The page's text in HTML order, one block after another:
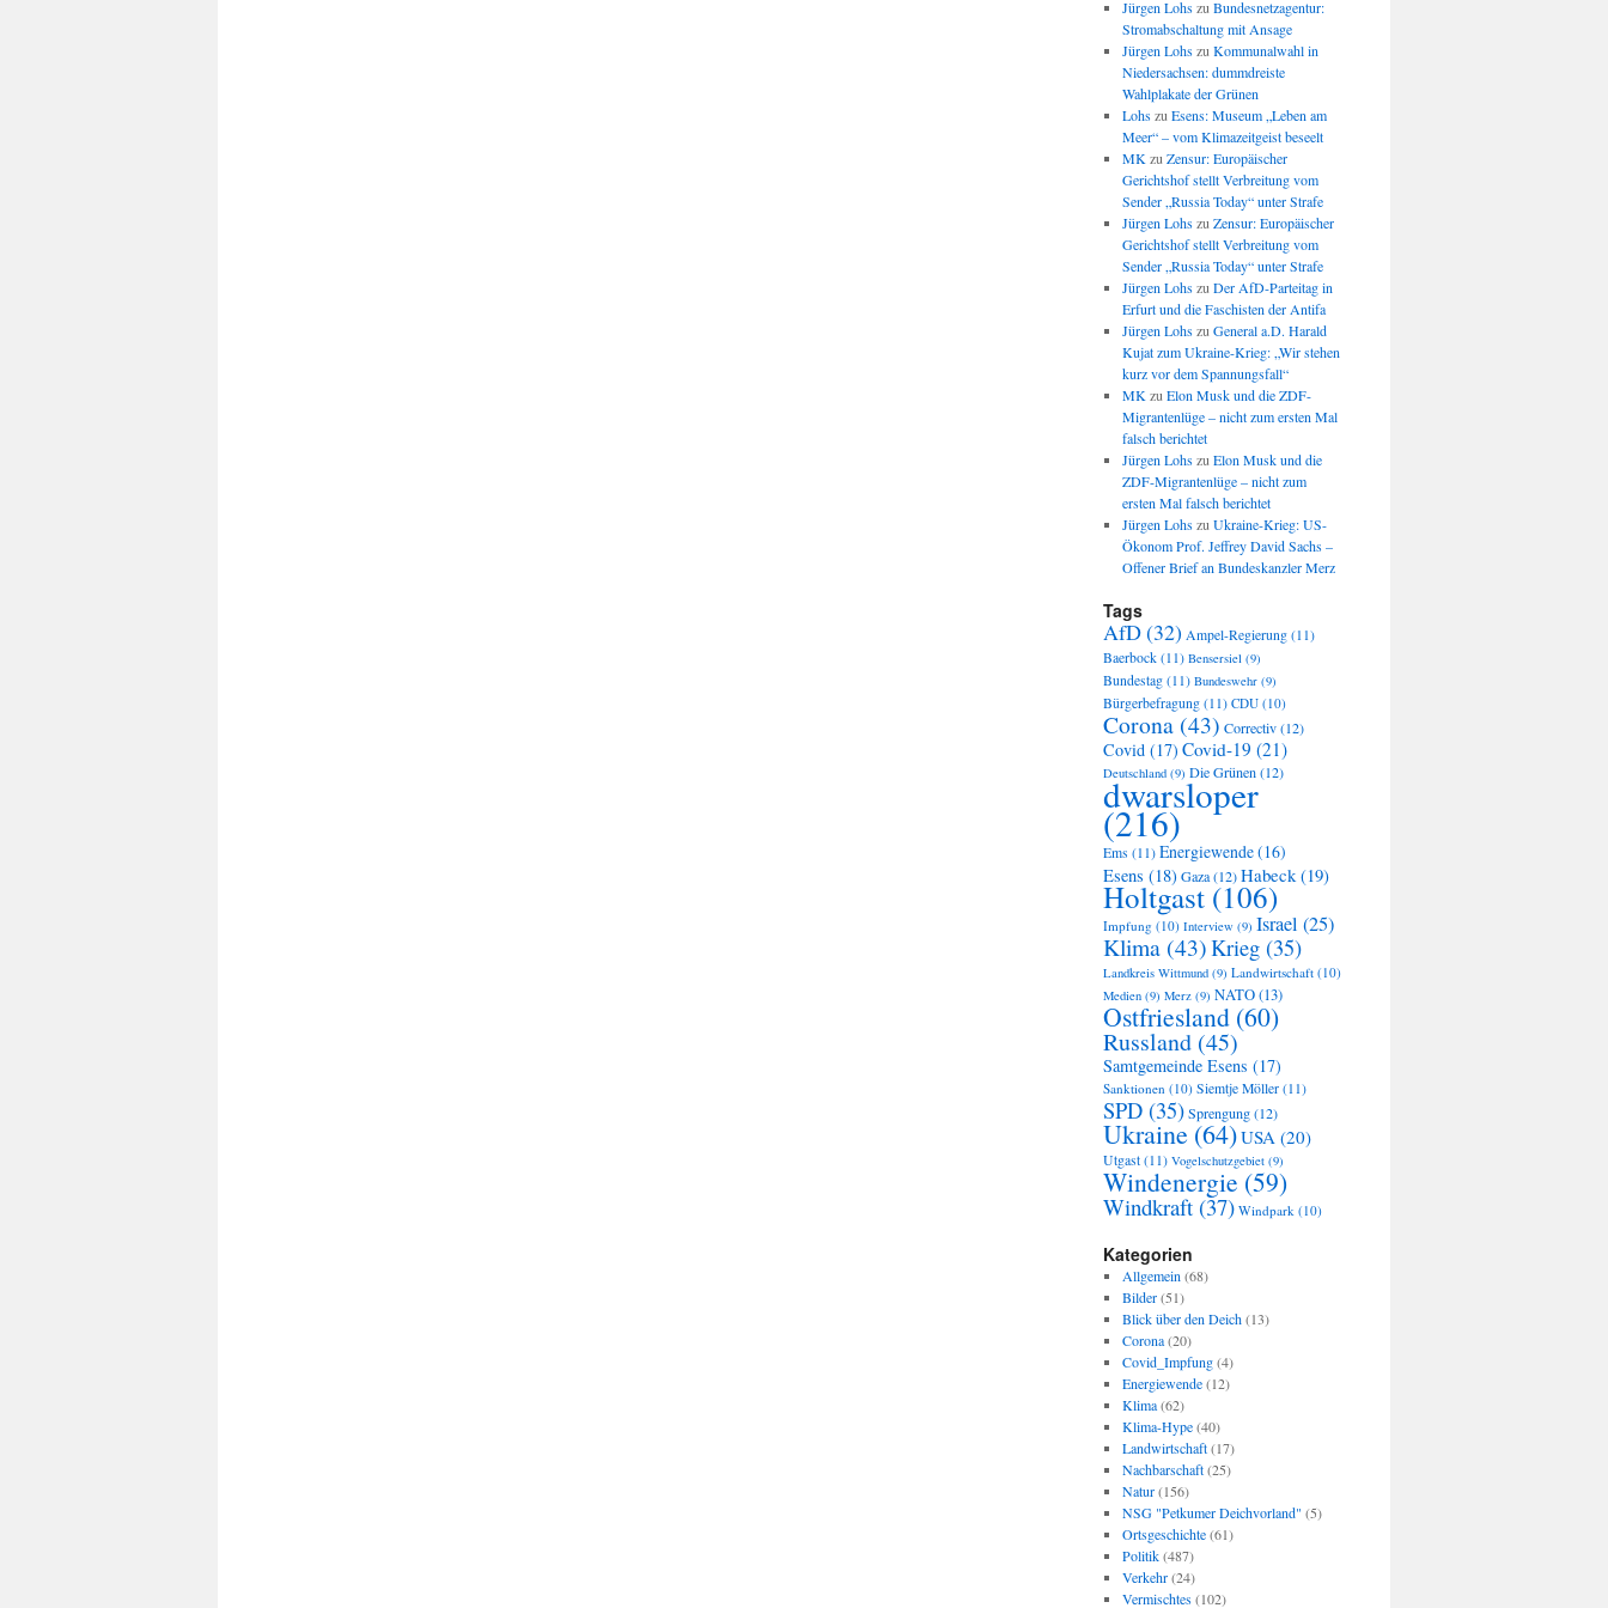
Jürgen Lohszu Bundesnetzagentur:
Stromabschaltung mit Ansage
Jürgen Lohszu Kommunalwahl in
Niedersachsen: dummdreiste
Wahlplakate der Grünen
Lohszu Esens: Museum „Leben am
Meer“ – vom Klimazeitgeist beseelt
MK zu Zensur: Europäischer
Gerichtshof stellt Verbreitung vom
Sender „Russia Today“ unter Strafe
Jürgen Lohszu Zensur: Europäischer
Gerichtshof stellt Verbreitung vom
Sender „Russia Today“ unter Strafe
Jürgen Lohszu Der AfD-Parteitag in
Erfurt und die Faschisten der Antifa
Jürgen Lohszu General a.D. Harald
Kujat zum Ukraine-Krieg: „Wir stehen
kurz vor dem Spannungsfall“
MK zu Elon Musk und die ZDF-
Migrantenlüge – nicht zum ersten Mal
falsch berichtet
Jürgen Lohszu Elon Musk und die
ZDF-Migrantenlüge – nicht zum
ersten Mal falsch berichtet
Jürgen Lohszu Ukraine-Krieg: US-
Ökonom Prof. Jeffrey David Sachs –
Offener Brief an Bundeskanzler Merz
Tags
AfD(32) Ampel-Regierung (11)
Baerbock (11) Bensersiel (9)
Bundestag (11) Bundeswehr (9)
Bürgerbefragung (11) CDU (10)
Corona (43) Correctiv(12)
Covid (17) Covid-19 (21)
Deutschland (9) Die Grünen(12)
dwarsloper
(216)
Ems (11) Energiewende(16)
Esens (18)Gaza(12)Habeck(19)
Holtgast (106)
Impfung (10) Interview (9) Israel (25)
Klima (43)Krieg (35)
Landkreis Wittmund (9) Landwirtschaft (10)
Medien (9) Merz (9) NATO(13)
Ostfriesland (60)
Russland (45)
Samtgemeinde Esens (17)
Sanktionen (10) Siemtje Möller (11)
SPD (35)Sprengung(12)
Ukraine (64)USA (20)
Utgast (11) Vogelschutzgebiet (9)
Windenergie (59)
Windkraft (37) Windpark (10)
Kategorien
Allgemein (68)
Bilder(51)
Blick über den Deich(13)
Corona(20)
Covid_Impfung(4)
Energiewende(12)
Klima(62)
Klima-Hype(40)
Landwirtschaft(17)
Nachbarschaft(25)
Natur(156)
NSG "Petkumer Deichvorland" (5)
Ortsgeschichte(61)
Politik(487)
Verkehr(24)
Vermischtes(102)